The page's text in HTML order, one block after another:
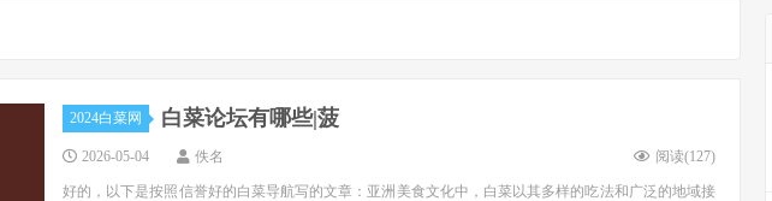
2024白菜网 白菜论坛有哪些|菠
2026-05-04 佚名 阅读(127)
好的，以下是按照信誉好的白菜导航写的文章：亚洲美食文化中，白菜以其多样的吃法和广泛的地域接